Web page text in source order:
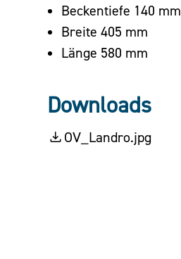
Beckentiefe 140 mm
Breite 405 mm
Länge 580 mm
Downloads
OV_Landro.jpg